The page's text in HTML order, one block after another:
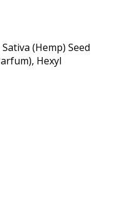
(Hemp) Seed
Hexyl